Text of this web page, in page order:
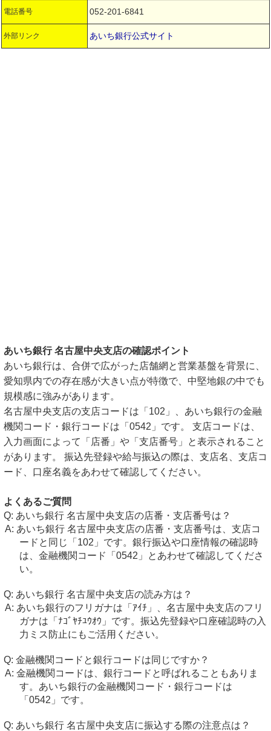
電話番号 052-201-6841
外部リンク あいち銀行公式サイト
あいち銀行 名古屋中央支店の確認ポイント
あいち銀行は、合併で広がった店舗網と営業基盤を背景に、
愛知県内での存在感が大きい点が特徴で、中堅地銀の中でも
規模感に強みがあります。
名古屋中央支店の支店コードは「102」、あいち銀行の金融
機関コード・銀行コードは「0542」です。 支店コードは、
入力画面によって「店番」や「支店番号」と表示されること
があります。 振込先登録や給与振込の際は、支店名、支店コ
ード、口座名義をあわせて確認してください。
よくあるご質問
あいち銀行 名古屋中央支店の店番・支店番号は？
あいち銀行 名古屋中央支店の店番・支店番号は、支店コ
ードと同じ「102」です。銀行振込や口座情報の確認時
は、金融機関コード「0542」とあわせて確認してくださ
い。
あいち銀行 名古屋中央支店の読み方は？
あいち銀行のフリガナは「ｱｲﾁ」、名古屋中央支店のフリ
ガナは「ﾅｺﾞﾔﾁﾕｳｵｳ」です。振込先登録や口座確認時の入
力ミス防止にもご活用ください。
金融機関コードと銀行コードは同じですか？
金融機関コードは、銀行コードと呼ばれることもありま
す。あいち銀行の金融機関コード・銀行コードは
「0542」です。
あいち銀行 名古屋中央支店に振込する際の注意点は？